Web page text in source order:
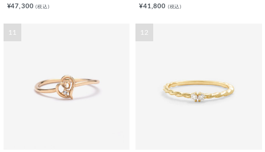
¥47,300(税込)
¥41,800 (税込)
11 12